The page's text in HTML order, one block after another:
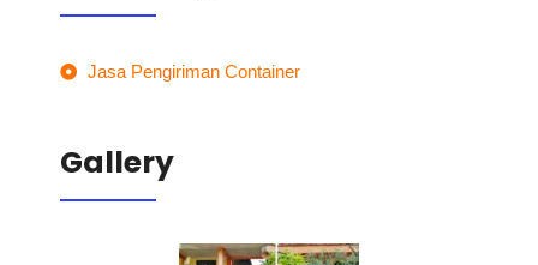
Jasa Pengiriman Container
Gallery